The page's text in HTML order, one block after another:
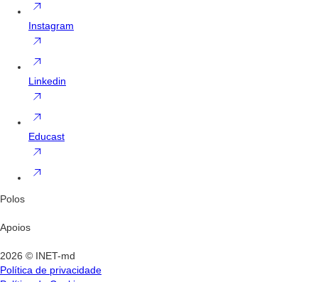
Instagram
Linkedin
Educast
Polos
Apoios
2026 © INET-md
Política de privacidade